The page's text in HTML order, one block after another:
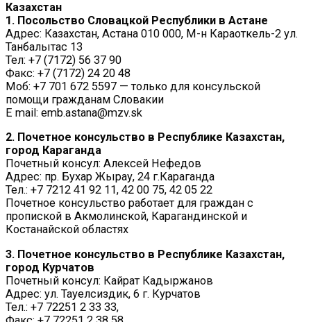
Казахстан
1. Посольство Словацкой Республики в Астане
Адрес: Казахстан, Астана 010 000, М-н Караоткель-2 ул.
Танбалытас 13
Тел: +7 (7172) 56 37 90
Факс: +7 (7172) 24 20 48
Moб: +7 701 672 5597 — только для консульской
помощи гражданам Словакии
E mail: emb.astana@mzv.sk
2. Почетное консульство в Республике Казахстан,
город Караганда
Почетный консул: Алексей Нефедов
Адрес: пр. Бухар Жырау, 24 г.Караганда
Тел.: +7 7212 41 92 11, 42 00 75, 42 05 22
Почетное консульство работает для граждан с
пропиской в Акмолинской, Карагандинской и
Костанайской областях
3. Почетное консульство в Республике Казахстан,
город Курчатов
Почетный консул: Кайрат Кадыржанов
Адрес: ул. Тауелсиздик, 6 г. Курчатов
Тел.: +7 72251 2 33 33,